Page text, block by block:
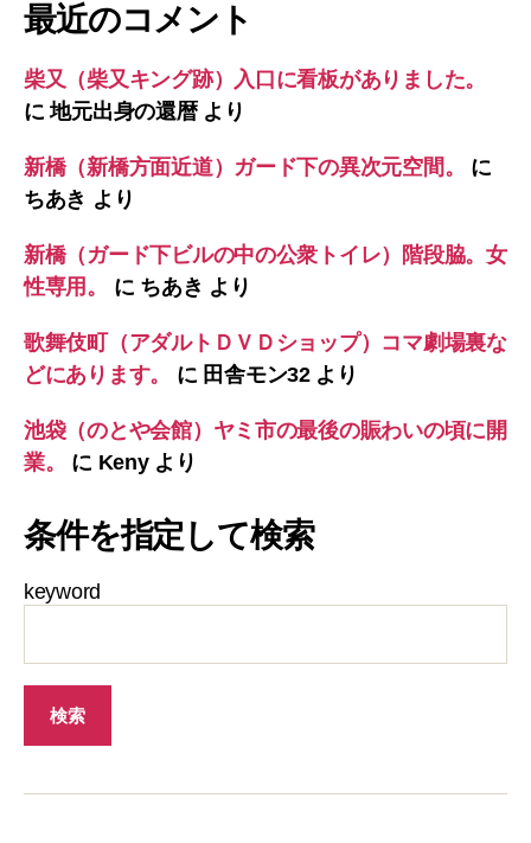
最近のコメント
柴又（柴又キング跡）入口に看板がありました。
に地元出身の還暦より
新橋（新橋方面近道）ガード下の異次元空間。
に
ちあき より
新橋（ガード下ビルの中の公衆トイレ）階段脇。女
性専用。
に ちあき より
歌舞伎町（アダルトＤＶＤショップ）コマ劇場裏な
どにあります。
に 田舎モン32より
池袋（のとや会館）ヤミ市の最後の賑わいの頃に開
業。
に Kenyより
条件を指定して検索
keyword